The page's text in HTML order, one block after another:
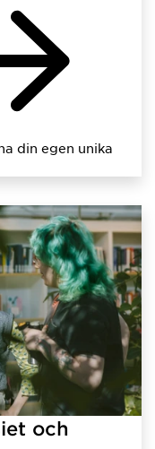
din egen unika
och